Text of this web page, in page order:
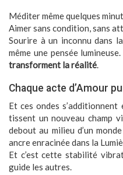
Méditer même quelques
Aimer sans condition, sans
Sourire à un inconnu dans
même une pensée
transforment la réalité.
Chaque acte d’Amour
Et ces ondes
tissent un nouveau champ
debout au milieu d’un
ancre enracinée dans la
Et c’est cette stabilité
guide les autres.